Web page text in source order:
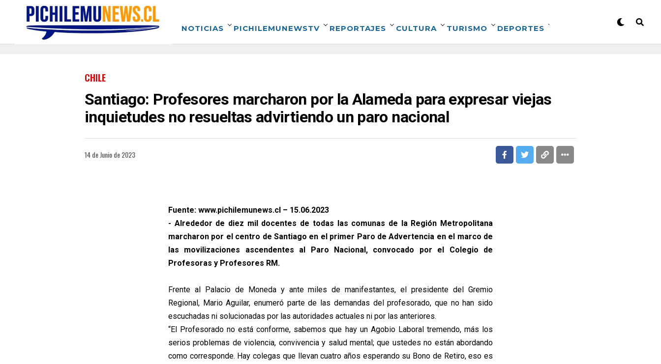
NOTICIAS PICHILEMUNEWSTV REPORTAJES CULTURA TURISMO DEPORTES
CHILE
Santiago: Profesores marcharon por la Alameda para expresar viejas
inquietudes no resueltas advirtiendo un paro nacional
14 de Junio de 2023
Fuente: www.pichilemunews.cl – 15.06.2023
- Alrededor de diez mil docentes de todas las comunas de la Región Metropolitana
marcharon por el centro de Santiago en el primer Paro de Advertencia en el marco de
las movilizaciones ascendentes al Paro Nacional, convocado por el Colegio de
Profesoras y Profesores RM.
Frente al Palacio de Moneda y ante miles de manifestantes, el presidente del Gremio
Regional, Mario Aguilar, enumeró parte de las demandas del profesorado, que no han sido
escuchadas ni solucionadas por las autoridades actuales ni por las anteriores.
“El Profesorado no está conforme, sabemos que hay un Agobio Laboral tremendo, más los
serios problemas de violencia, convivencia y salud mental; que ustedes no están abordando
como corresponde. Hay colegas que llevan cuatro años esperando su Bono de Retiro, eso es